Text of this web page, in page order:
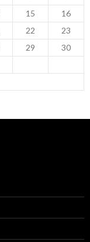
15
16
22
23
29
30